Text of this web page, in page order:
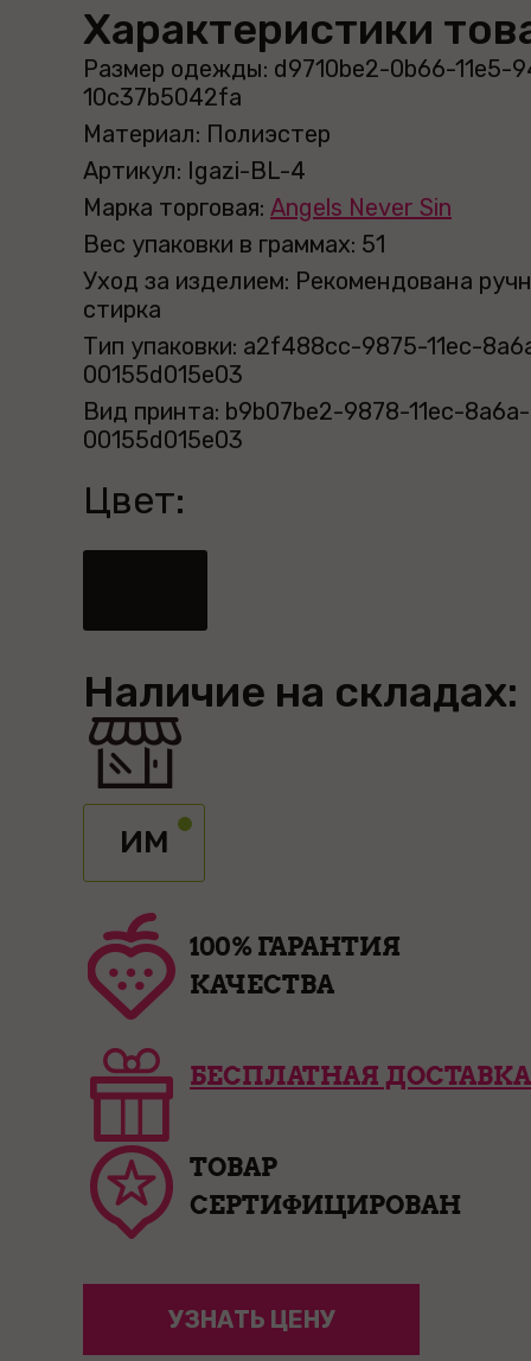
Характеристики
Размер одежды: d9710be2-0b66-11e5-
10c37b5042fa
Материал: Полиэстер
Артикул: Igazi-BL-4
Марка торговая: Angels Never Sin
Вес упаковки в граммах: 51
Уход за изделием: Рекомендована
стирка
Тип упаковки: a2f488cc-9875-11ec-
00155d015e03
Вид принта: b9b07be2-9878-11ec-8a6a-
00155d015e03
Цвет:
Наличие на складах:
ИМ
100% ГАРАНТИЯ
КАЧЕСТВА
БЕСПЛАТНАЯ ДОСТАВКА
ТОВАР
СЕРТИФИЦИРОВАН
УЗНАТЬ ЦЕНУ